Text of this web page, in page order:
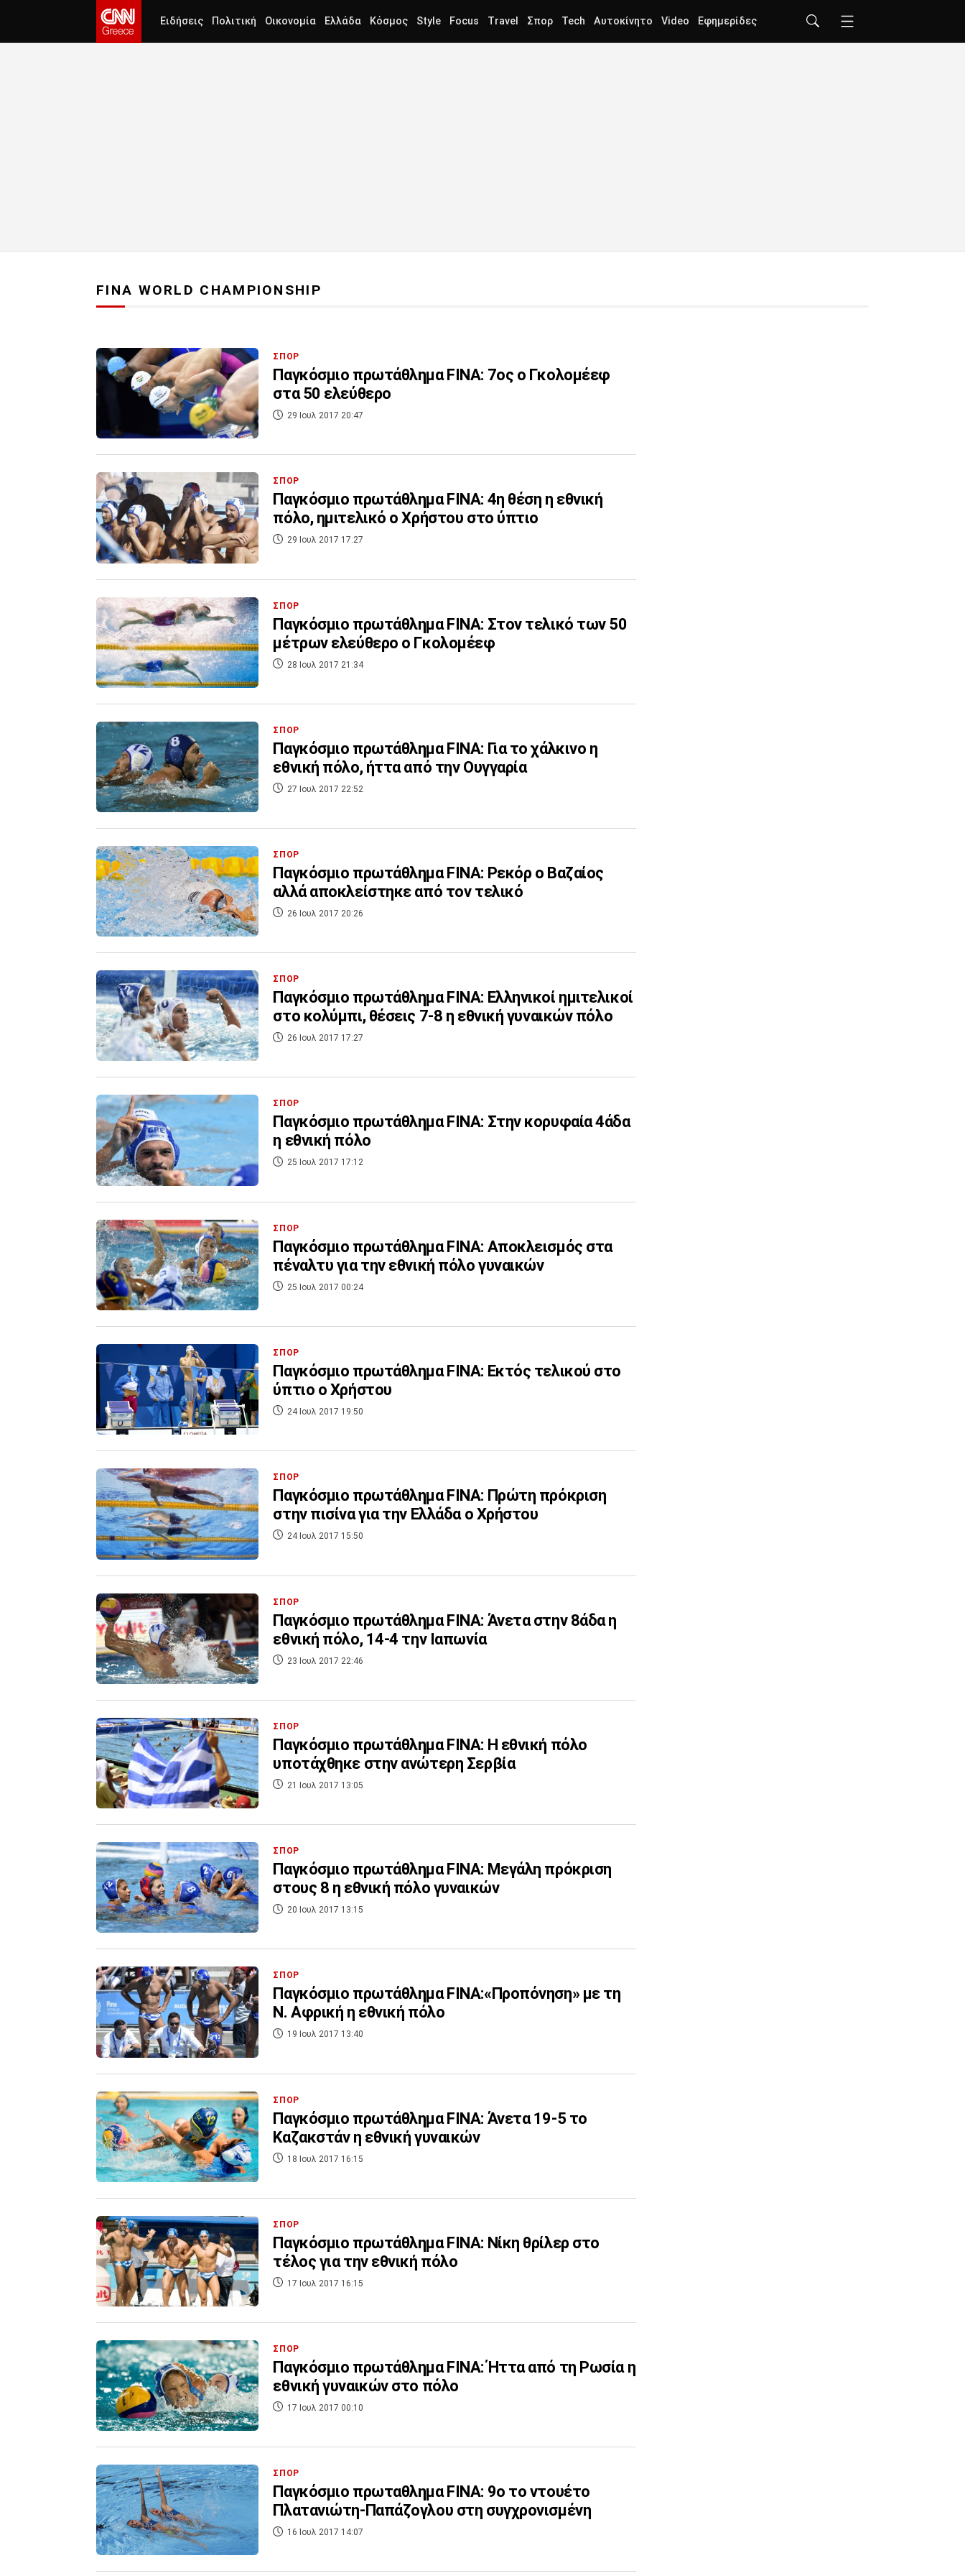
Ειδήσεις Πολιτική Οικονομία Ελλάδα Κόσμος Style Focus Travel Σπορ Tech Αυτοκίνητο Video Εφημερίδες
FINA WORLD CHAMPIONSHIP
ΣΠΟΡ
Παγκόσμιο πρωτάθλημα FINA: 7ος ο Γκολομέεφ
στα 50 ελεύθερο
29 Ιουλ 2017 20:47
ΣΠΟΡ
Παγκόσμιο πρωτάθλημα FINA: 4η θέση η εθνική
πόλο, ημιτελικό ο Χρήστου στο ύπτιο
29 Ιουλ 2017 17:27
ΣΠΟΡ
Παγκόσμιο πρωτάθλημα FINA: Στον τελικό των 50
μέτρων ελεύθερο ο Γκολομέεφ
28 Ιουλ 2017 21:34
ΣΠΟΡ
Παγκόσμιο πρωτάθλημα FINA: Για το χάλκινο η
εθνική πόλο, ήττα από την Ουγγαρία
27 Ιουλ 2017 22:52
ΣΠΟΡ
Παγκόσμιο πρωτάθλημα FINA: Ρεκόρ ο Βαζαίος
αλλά αποκλείστηκε από τον τελικό
26 Ιουλ 2017 20:26
ΣΠΟΡ
Παγκόσμιο πρωτάθλημα FINA: Ελληνικοί ημιτελικοί
στο κολύμπι, θέσεις 7-8 η εθνική γυναικών πόλο
26 Ιουλ 2017 17:27
ΣΠΟΡ
Παγκόσμιο πρωτάθλημα FINA: Στην κορυφαία 4άδα
η εθνική πόλο
25 Ιουλ 2017 17:12
ΣΠΟΡ
Παγκόσμιο πρωτάθλημα FINA: Αποκλεισμός στα
πέναλτυ για την εθνική πόλο γυναικών
25 Ιουλ 2017 00:24
ΣΠΟΡ
Παγκόσμιο πρωτάθλημα FINA: Εκτός τελικού στο
ύπτιο ο Χρήστου
24 Ιουλ 2017 19:50
ΣΠΟΡ
Παγκόσμιο πρωτάθλημα FINA: Πρώτη πρόκριση
στην πισίνα για την Ελλάδα ο Χρήστου
24 Ιουλ 2017 15:50
ΣΠΟΡ
Παγκόσμιο πρωτάθλημα FINA: Άνετα στην 8άδα η
εθνική πόλο, 14-4 την Ιαπωνία
23 Ιουλ 2017 22:46
ΣΠΟΡ
Παγκόσμιο πρωτάθλημα FINA: Η εθνική πόλο
υποτάχθηκε στην ανώτερη Σερβία
21 Ιουλ 2017 13:05
ΣΠΟΡ
Παγκόσμιο πρωτάθλημα FINA: Μεγάλη πρόκριση
στους 8 η εθνική πόλο γυναικών
20 Ιουλ 2017 13:15
ΣΠΟΡ
Παγκόσμιο πρωτάθλημα FINA:«Προπόνηση» με τη
Ν. Αφρική η εθνική πόλο
19 Ιουλ 2017 13:40
ΣΠΟΡ
Παγκόσμιο πρωτάθλημα FINA: Άνετα 19-5 το
Καζακστάν η εθνική γυναικών
18 Ιουλ 2017 16:15
ΣΠΟΡ
Παγκόσμιο πρωτάθλημα FINA: Νίκη θρίλερ στο
τέλος για την εθνική πόλο
17 Ιουλ 2017 16:15
ΣΠΟΡ
Παγκόσμιο πρωτάθλημα FINA: Ήττα από τη Ρωσία η
εθνική γυναικών στο πόλο
17 Ιουλ 2017 00:10
ΣΠΟΡ
Παγκόσμιο πρωταθλημα FINA: 9ο το ντουέτο
Πλατανιώτη-Παπάζογλου στη συγχρονισμένη
16 Ιουλ 2017 14:07